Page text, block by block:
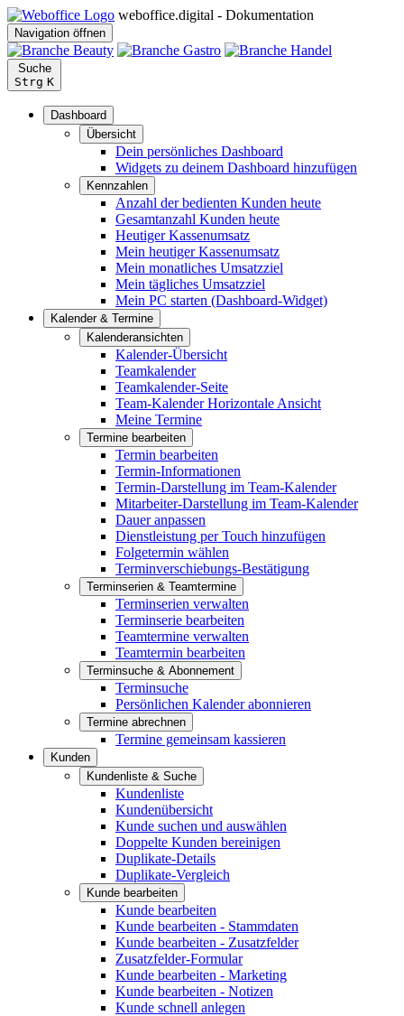
weboffice.digital - Dokumentation
Navigation öffnen
Suche
Strg K
Dashboard
Übersicht
Dein persönliches Dashboard
Widgets zu deinem Dashboard hinzufügen
Kennzahlen
Anzahl der bedienten Kunden heute
Gesamtanzahl Kunden heute
Heutiger Kassenumsatz
Mein heutiger Kassenumsatz
Mein monatliches Umsatzziel
Mein tägliches Umsatzziel
Mein PC starten (Dashboard-Widget)
Kalender & Termine
Kalenderansichten
Kalender-Übersicht
Teamkalender
Teamkalender-Seite
Team-Kalender Horizontale Ansicht
Meine Termine
Termine bearbeiten
Termin bearbeiten
Termin-Informationen
Termin-Darstellung im Team-Kalender
Mitarbeiter-Darstellung im Team-Kalender
Dauer anpassen
Dienstleistung per Touch hinzufügen
Folgetermin wählen
Terminverschiebungs-Bestätigung
Terminserien & Teamtermine
Terminserien verwalten
Terminserie bearbeiten
Teamtermine verwalten
Teamtermin bearbeiten
Terminsuche & Abonnement
Terminsuche
Persönlichen Kalender abonnieren
Termine abrechnen
Termine gemeinsam kassieren
Kunden
Kundenliste & Suche
Kundenliste
Kundenübersicht
Kunde suchen und auswählen
Doppelte Kunden bereinigen
Duplikate-Details
Duplikate-Vergleich
Kunde bearbeiten
Kunde bearbeiten
Kunde bearbeiten - Stammdaten
Kunde bearbeiten - Zusatzfelder
Zusatzfelder-Formular
Kunde bearbeiten - Marketing
Kunde bearbeiten - Notizen
Kunde schnell anlegen